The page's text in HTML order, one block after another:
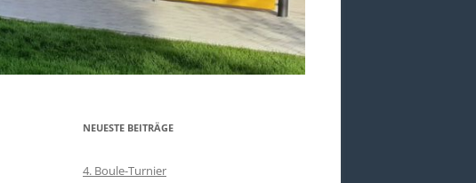
NEUESTE BEITRÄGE
4. Boule-Turnier